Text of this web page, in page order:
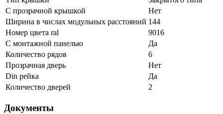
С прозрачной крышкой
Нет
Ширина в числах модульных расстояний 144
Номер цвета ral
9016
С монтажной панелью
Да
Количество рядов
6
Прозрачная дверь
Нет
Din рейка
Да
Количество дверей
2
Документы